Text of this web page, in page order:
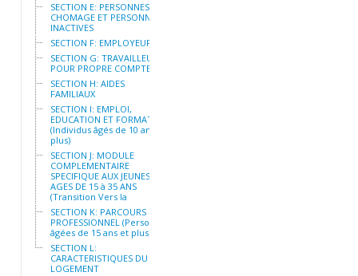
SECTION E: PERSONNES AU
CHOMAGE ET PERSONNES
INACTIVES
SECTION F: EMPLOYEURS
SECTION G: TRAVAILLEURS
POUR PROPRE COMPTE
SECTION H: AIDES
FAMILIAUX
SECTION I: EMPLOI,
EDUCATION ET FORMATION
(Individus âgés de 10 ans et
plus)
SECTION J: MODULE
COMPLEMENTAIRE
SPECIFIQUE AUX JEUNES
AGES DE 15 à 35 ANS
(Transition Vers la
SECTION K: PARCOURS
PROFESSIONNEL (Personnes
âgées de 15 ans et plus)
SECTION L:
CARACTERISTIQUES DU
LOGEMENT